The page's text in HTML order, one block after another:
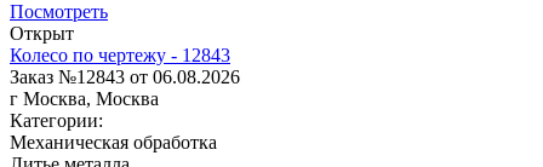
Посмотреть
Открыт
Колесо по чертежу - 12843
Заказ №12843 от 06.08.2026
г Москва, Москва
Категории:
Механическая обработка